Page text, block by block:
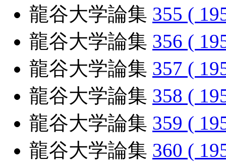
龍谷大学論集 355 (
龍谷大学論集 356 (
龍谷大学論集 357 (
龍谷大学論集 358 (
龍谷大学論集 359 (
龍谷大学論集 360 (